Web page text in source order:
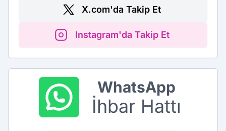
X.com'da Takip Et
Instagram'da Takip Et
WhatsApp
İhbar Hattı